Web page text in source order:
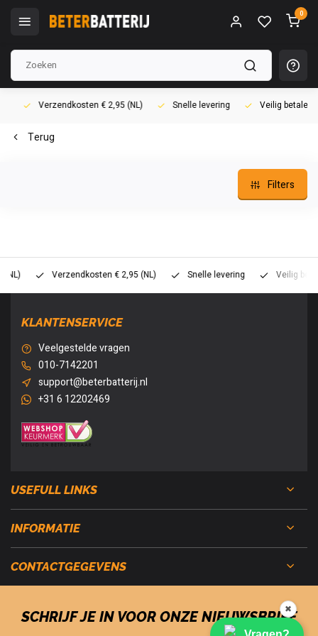
0
Verzendkosten € 2,95 (NL) Snelle levering Veilig betalen
Terug
Filters
Verzendkosten € 2,95 (NL) Snelle levering Veilig betalen
KLANTENSERVICE
Veelgestelde vragen
010-7142201
support@beterbatterij.nl
+31 6 12202469
USEFULL LINKS
INFORMATIE
CONTACTGEGEVENS
SCHRIJF JE IN VOOR ONZE NIEUWSBRIEF
✖